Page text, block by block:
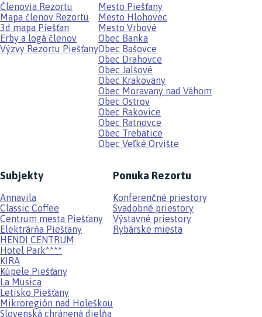
Členovia Rezortu
Mapa členov Rezortu
3d mapa Piešťan
Erby a logá členov
Výzvy Rezortu Piešťany
Mesto Piešťany
Mesto Hlohovec
Mesto Vrbové
Obec Banka
Obec Bašovce
Obec Drahovce
Obec Jalšové
Obec Krakovany
Obec Moravany nad Váhom
Obec Ostrov
Obec Rakovice
Obec Ratnovce
Obec Trebatice
Obec Veľké Orvište
Subjekty
Annavila
Classic Coffee
Centrum mesta Piešťany
Elektrárňa Piešťany
HENDI CENTRUM
Hotel Park****
KIRA
Kúpele Piešťany
La Musica
Letisko Piešťany
Mikroregión nad Holeškou
Slovenská chránená dielňa
Ponuka Rezortu
Konferenčné priestory
Svadobné priestory
Výstavné priestory
Rybárske miesta